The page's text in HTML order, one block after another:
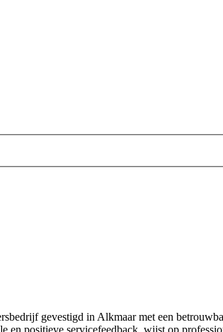
gevestigd in Alkmaar met een
positieve servicefeedback, wijst op